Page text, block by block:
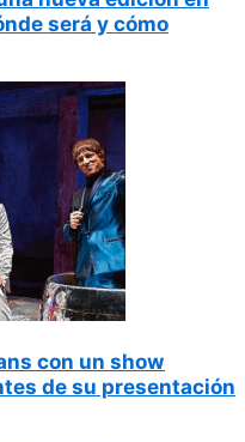
será y cómo
con un show
de su presentación